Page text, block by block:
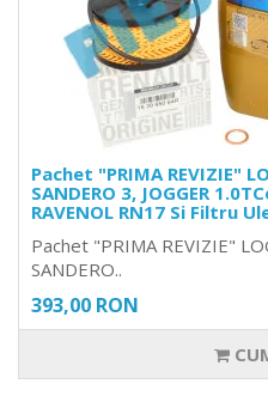
Pachet "PRIMA REVIZIE"
SANDERO 3, JOGGER
RAVENOL RN17 Si Filtru
Pachet "PRIMA REVIZIE"
SANDERO..
393,00 RON